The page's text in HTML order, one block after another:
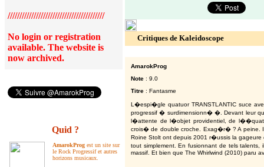
/////////////////////////////////////////
No login or registration
available. The website is
now archived.
Quid ?
AmarokProg est un site sur
le Rock Progressif et autres
horizons musicaux.
Critiques de Kaleidoscope
AmarokProg
Note : 9.0
Titre : Fantasme
L�espi�gle quatuor TRANSTLANTIC suce
progressif � surdimensionn� �. Devant leur
l�attente de l�objet providentiel, de
crois� de double croche. Exag�r� ? A peine.
Roine Stolt ont depuis 2001 r�ussis la
tout simplement. En fusionnant de tels
massif. Et bien que The Whirlwind (2010) paru